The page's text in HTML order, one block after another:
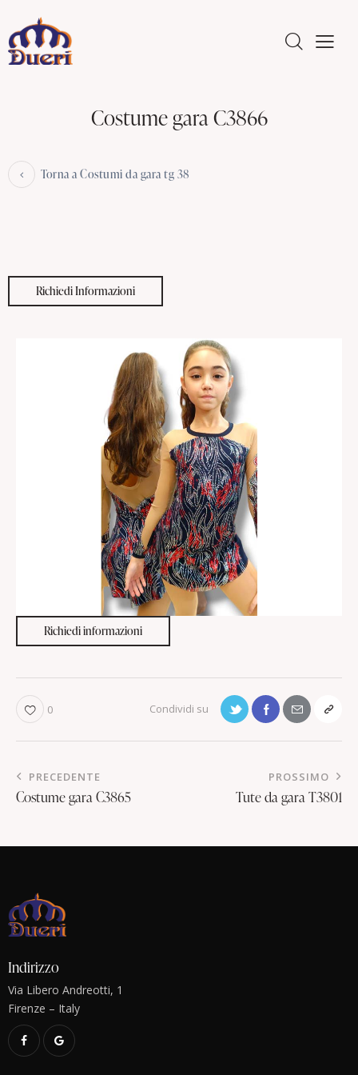
Costume gara C3866
Torna a Costumi da gara tg 38
Richiedi Informazioni
Richiedi informazioni
0
PRECEDENTE
Costume gara C3865
PROSSIMO
Tute da gara T3801
Indirizzo
Via Libero Andreotti, 1
Firenze – Italy